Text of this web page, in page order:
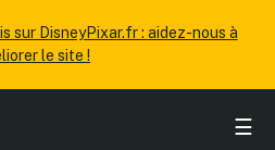
sur DisneyPixar.fr : aidez-nous à
le site !
☰